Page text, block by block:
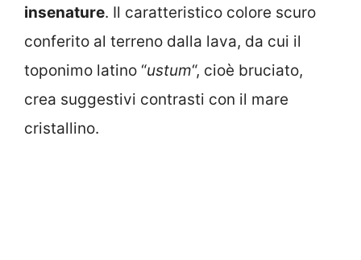
insenature. Il caratteristico colore scuro
conferito al terreno dalla lava, da cui il
toponimo latino “ustum“, cioè bruciato,
crea suggestivi contrasti con il mare
cristallino.